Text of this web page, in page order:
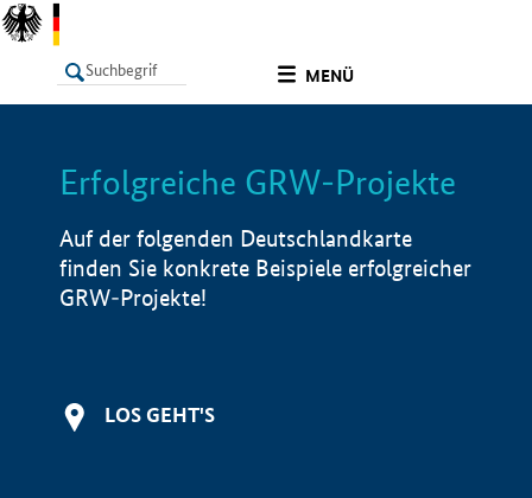
MENÜ
LISTE Info
Erfolgreiche GRW-Projekte
Auf der folgenden Deutschlandkarte
finden Sie konkrete Beispiele erfolgreicher
GRW-Projekte!
LOS GEHT'S